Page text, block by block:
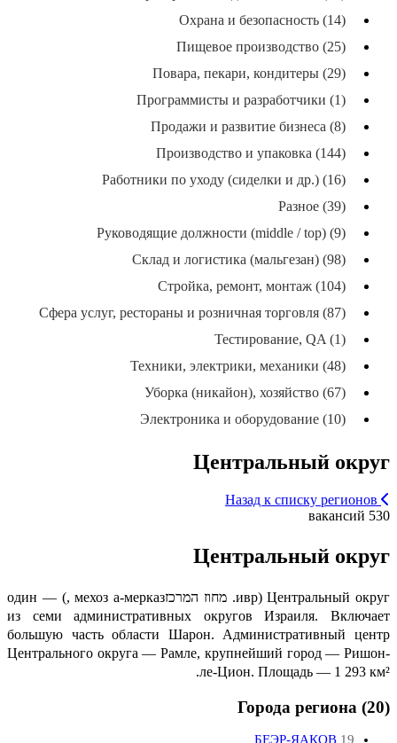
Охрана и безопасность (14)
Пищевое производство (25)
Повара, пекари, кондитеры (29)
Программисты и разработчики (1)
Продажи и развитие бизнеса (8)
Производство и упаковка (144)
Работники по уходу (сиделки и др.) (16)
Разное (39)
Руководящие должности (middle / top) (9)
Склад и логистика (мальгезан) (98)
Стройка, ремонт, монтаж (104)
Сфера услуг, рестораны и розничная торговля (87)
Тестирование, QA (1)
Техники, электрики, механики (48)
Уборка (никайон), хозяйство (67)
Электроника и оборудование (10)
Центральный округ
530 вакансий
Центральный округ
Центральный округ (ивр. מחוז המרכז‎, мехоз а-мерказ) — один
из семи административных округов Израиля. Включает
большую часть области Шарон. Административный центр
Центрального округа — Рамле, крупнейший город — Ришон-
ле-Цион. Площадь — 1 293 км².
Города региона (20)
БЕЭР-ЯАКОВ 19